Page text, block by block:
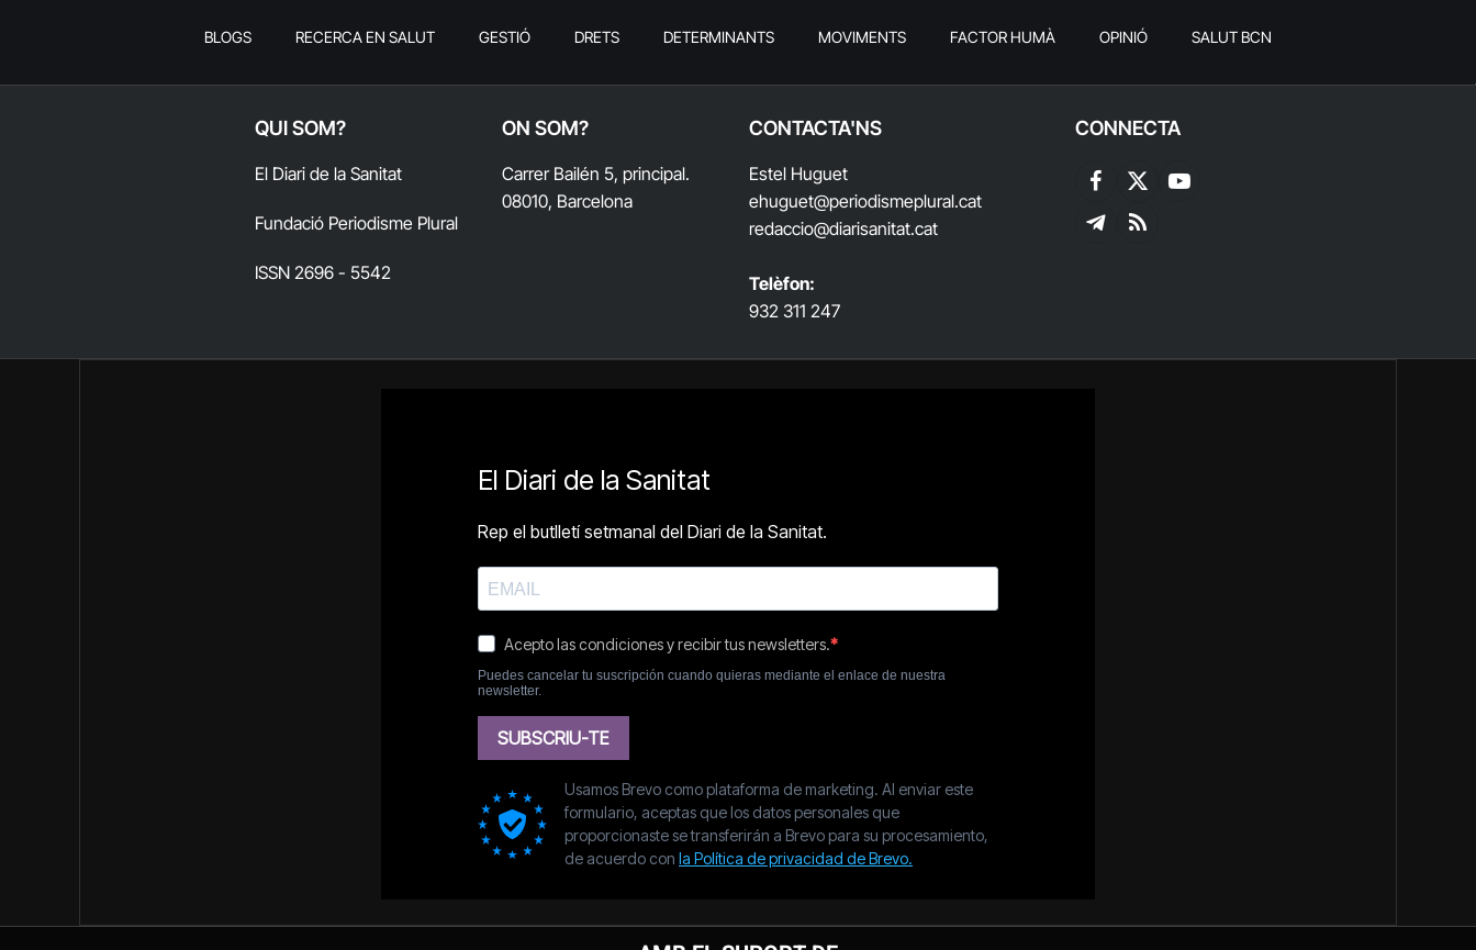
BLOGS RECERCA EN SALUT GESTIÓ DRETS DETERMINANTS MOVIMENTS FACTOR HUMÀ OPINIÓ SALUT BCN
QUI SOM?
El Diari de la Sanitat
Fundació Periodisme Plural
ISSN 2696 - 5542
ON SOM?
Carrer Bailén 5, principal.
08010, Barcelona
CONTACTA'NS
Estel Huguet
ehuguet@periodismeplural.cat
redaccio@diarisanitat.cat
Telèfon:
932 311 247
CONNECTA
Facebook
X
(Twitter)
YouTube
TelegramRSS